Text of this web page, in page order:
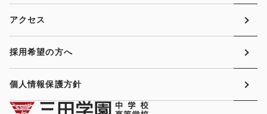
アクセス
採用希望の方へ
個人情報保護方針